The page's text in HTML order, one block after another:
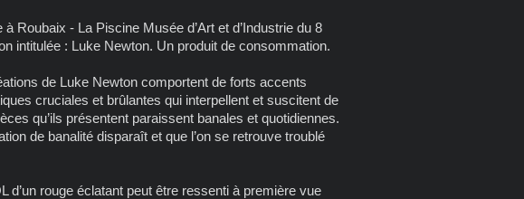
Roubaix - La Piscine Musée d’Art et d’Industrie du 8
intitulée : Luke Newton. Un produit de consommation.
de Luke Newton comportent de forts accents
cruciales et brûlantes qui interpellent et suscitent de
qu’ils présentent paraissent banales et quotidiennes.
de banalité disparaît et que l’on se retrouve troublé
d’un rouge éclatant peut être ressenti à première vue